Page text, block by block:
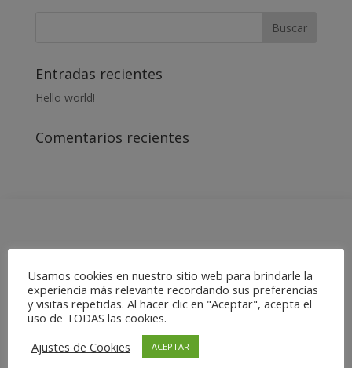
Entradas recientes
Hello world!
Comentarios recientes
 Tel: +34 91 519 75 17 / 639 791 586
Usamos cookies en nuestro sitio web para brindarle la
experiencia más relevante recordando sus preferencias
y visitas repetidas. Al hacer clic en "Aceptar", acepta el
uso de TODAS las cookies.
Ajustes de Cookies
ACEPTAR